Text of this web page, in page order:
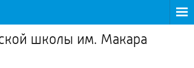
школы им. Макара